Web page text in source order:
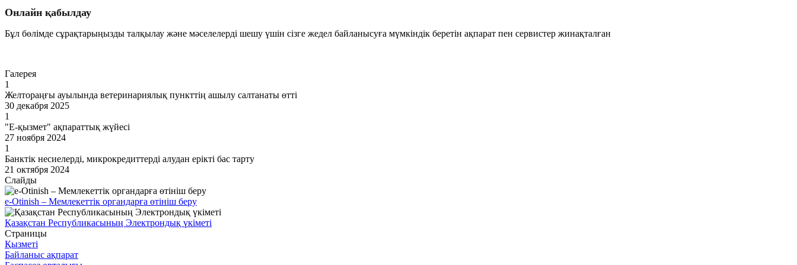
Онлайн қабылдау
Бұл бөлімде сұрақтарыңызды талқылау және мәселелерді шешу үшін сізге жедел байланысуға мүмкіндік беретін ақпарат пен сервистер жинақталған
Галерея
1
Желтораңғы ауылында ветеринариялық пункттің ашылу салтанаты өтті
30 декабря 2025
1
"Е-қызмет" ақпараттық жүйесі
27 ноября 2024
1
Банктік несиелерді, микрокредиттерді алудан ерікті бас тарту
21 октября 2024
Слайды
e-Otinish – Мемлекеттік органдарға өтініш беру
Қазақстан Республикасының Электрондық үкіметі
Страницы
Қызметі
Байланыс ақпарат